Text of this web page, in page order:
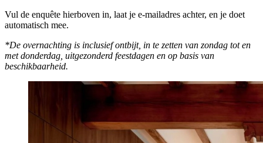
Vul de enquête hierboven in, laat je e-mailadres achter, en je doet
automatisch mee.
*De overnachting is inclusief ontbijt, in te zetten van zondag tot en
met donderdag, uitgezonderd feestdagen en op basis van
beschikbaarheid.